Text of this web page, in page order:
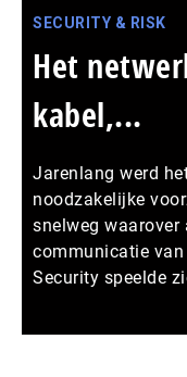
SECURITY & RISK
Het
kabel,...
Jarenlang werd
noodzakelijke
snelweg waarover
communicatie van
Security speelde